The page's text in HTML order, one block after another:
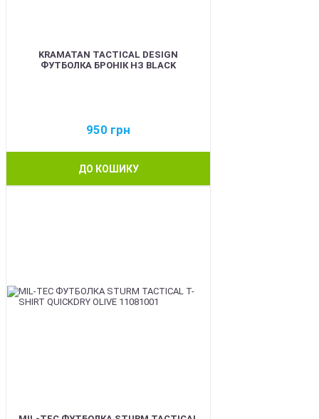
KRAMATAN TACTICAL DESIGN
ФУТБОЛКА БРОНІК НЗ BLACK
950 грн
ДО КОШИКУ